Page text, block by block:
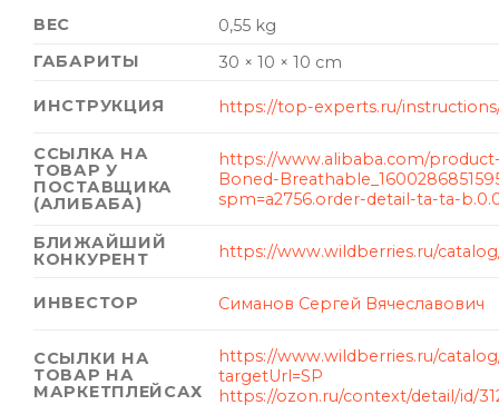
ВЕС
0,55 kg
ГАБАРИТЫ
30 × 10 × 10 cm
ИНСТРУКЦИЯ https://top-experts.ru/
ССЫЛКА НА
ТОВАР У
ПОСТАВЩИКА
(АЛИБАБА)
https://www.alibaba.com/
Boned-
spm=a2756.order-detail-ta-ta-
БЛИЖАЙШИЙ
КОНКУРЕНТ
https://www.wildberries.ru/
ИНВЕСТОР Симанов Сергей Вячеславович
ССЫЛКИ НА
ТОВАР НА
МАРКЕТПЛЕЙСАХ
https://www.wildberries.ru/
targetUrl=SP
https://ozon.ru/context/detail/id/